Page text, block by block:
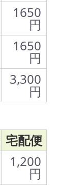
1650
円
1650
円
3,300
円
宅配便
1,200
円